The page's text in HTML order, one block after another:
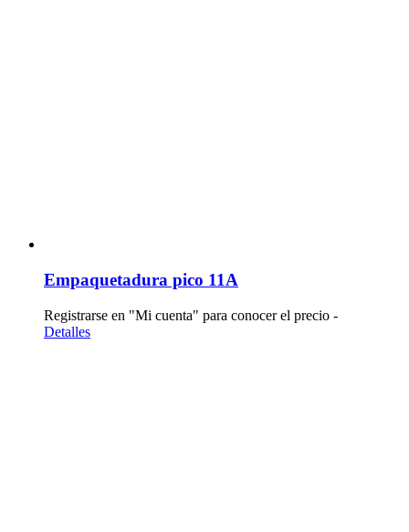
Empaquetadura pico 11A
Registrarse en "Mi cuenta" para conocer el precio -
Detalles